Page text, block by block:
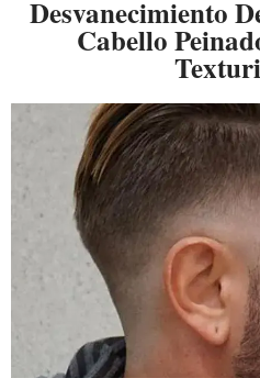
Desvanecimiento
Cabello